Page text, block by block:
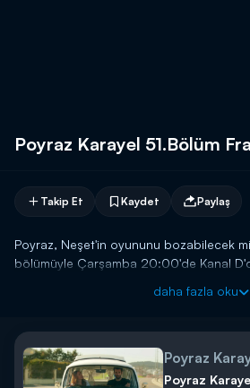
Poyraz Karayel 51.Bölüm
Takip Et Kaydet Paylaş
Poyraz, Neşet'in oyununu bozabilecek
bölümüyle Çarşamba 20:00'de Kanal
daha fazla oku
Poyraz
Poyraz